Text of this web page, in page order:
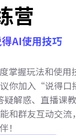
营
AI使用技巧
掌握玩法和使用
你加入“说得口
解惑、直播课教
和群友互动交流
！